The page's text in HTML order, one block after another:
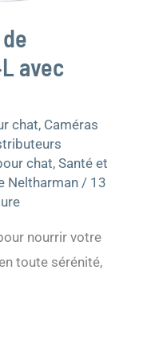
avec
chat, Caméras
chat,Santé et
Neltharman / 13
nourrir votre
toute sérénité,